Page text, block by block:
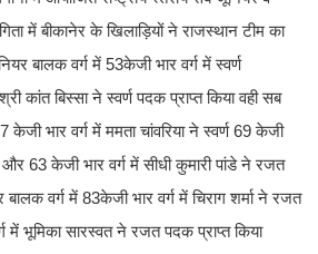
में बीकानेर के खिलाड़ियों ने राजस्थान टीम का
बालक वर्ग में 53केजी भार वर्ग में स्वर्ण
कांत बिस्सा ने स्वर्ण पदक प्राप्त किया वही सब
केजी भार वर्ग में ममता चांवरिया ने स्वर्ण 69 केजी
63 केजी भार वर्ग में सीधी कुमारी पांडे ने रजत
बालक वर्ग में 83केजी भार वर्ग में चिराग शर्मा ने रजत
में भूमिका सारस्वत ने रजत पदक प्राप्त किया